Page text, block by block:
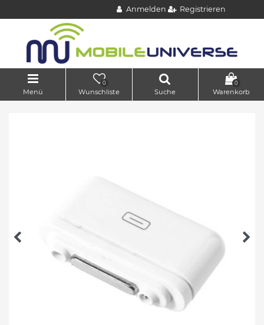
Anmelden Registrieren
Menü
0
Wunschliste Suche
0
Warenkorb